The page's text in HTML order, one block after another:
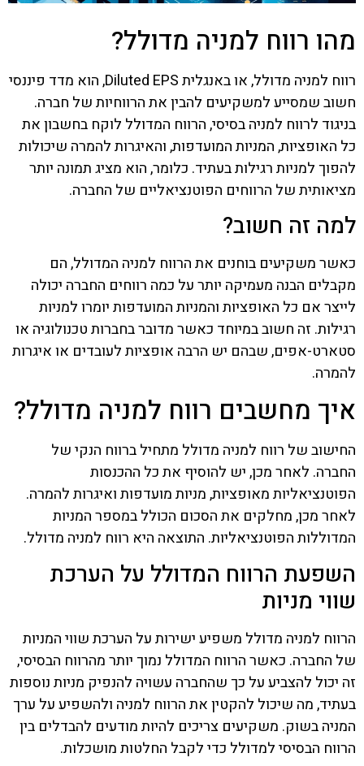
מהו רווח למניה מדולל?
רווח למניה מדולל, או באנגלית Diluted EPS, הוא מדד פיננסי
חשוב שמסייע למשקיעים להבין את הרווחיות של חברה.
בניגוד לרווח למניה בסיסי, הרווח המדולל לוקח בחשבון את
כל האופציות, המניות המועדפות, והאיגרות להמרה שיכולות
להפוך למניות רגילות בעתיד. כלומר, הוא מציג תמונה יותר
מציאותית של הרווחים הפוטנציאליים של החברה.
למה זה חשוב?
כאשר משקיעים בוחנים את הרווח למניה המדולל, הם
מקבלים הבנה מעמיקה יותר על כמה רווחים החברה יכולה
לייצר אם כל האופציות והמניות המועדפות יומרו למניות
רגילות. זה חשוב במיוחד כאשר מדובר בחברות טכנולוגיה או
סטארט-אפים, שבהם יש הרבה אופציות לעובדים או איגרות
להמרה.
איך מחשבים רווח למניה מדולל?
החישוב של רווח למניה מדולל מתחיל ברווח הנקי של
החברה. לאחר מכן, יש להוסיף את כל ההכנסות
הפוטנציאליות מאופציות, מניות מועדפות ואיגרות להמרה.
לאחר מכן, מחלקים את הסכום הכולל במספר המניות
המדוללות הפוטנציאליות. התוצאה היא רווח למניה מדולל.
השפעת הרווח המדולל על הערכת
שווי מניות
הרווח למניה מדולל משפיע ישירות על הערכת שווי המניות
של החברה. כאשר הרווח המדולל נמוך יותר מהרווח הבסיסי,
זה יכול להצביע על כך שהחברה עשויה להנפיק מניות נוספות
בעתיד, מה שיכול להקטין את הרווח למניה ולהשפיע על ערך
המניה בשוק. משקיעים צריכים להיות מודעים להבדלים בין
הרווח הבסיסי למדולל כדי לקבל החלטות מושכלות.